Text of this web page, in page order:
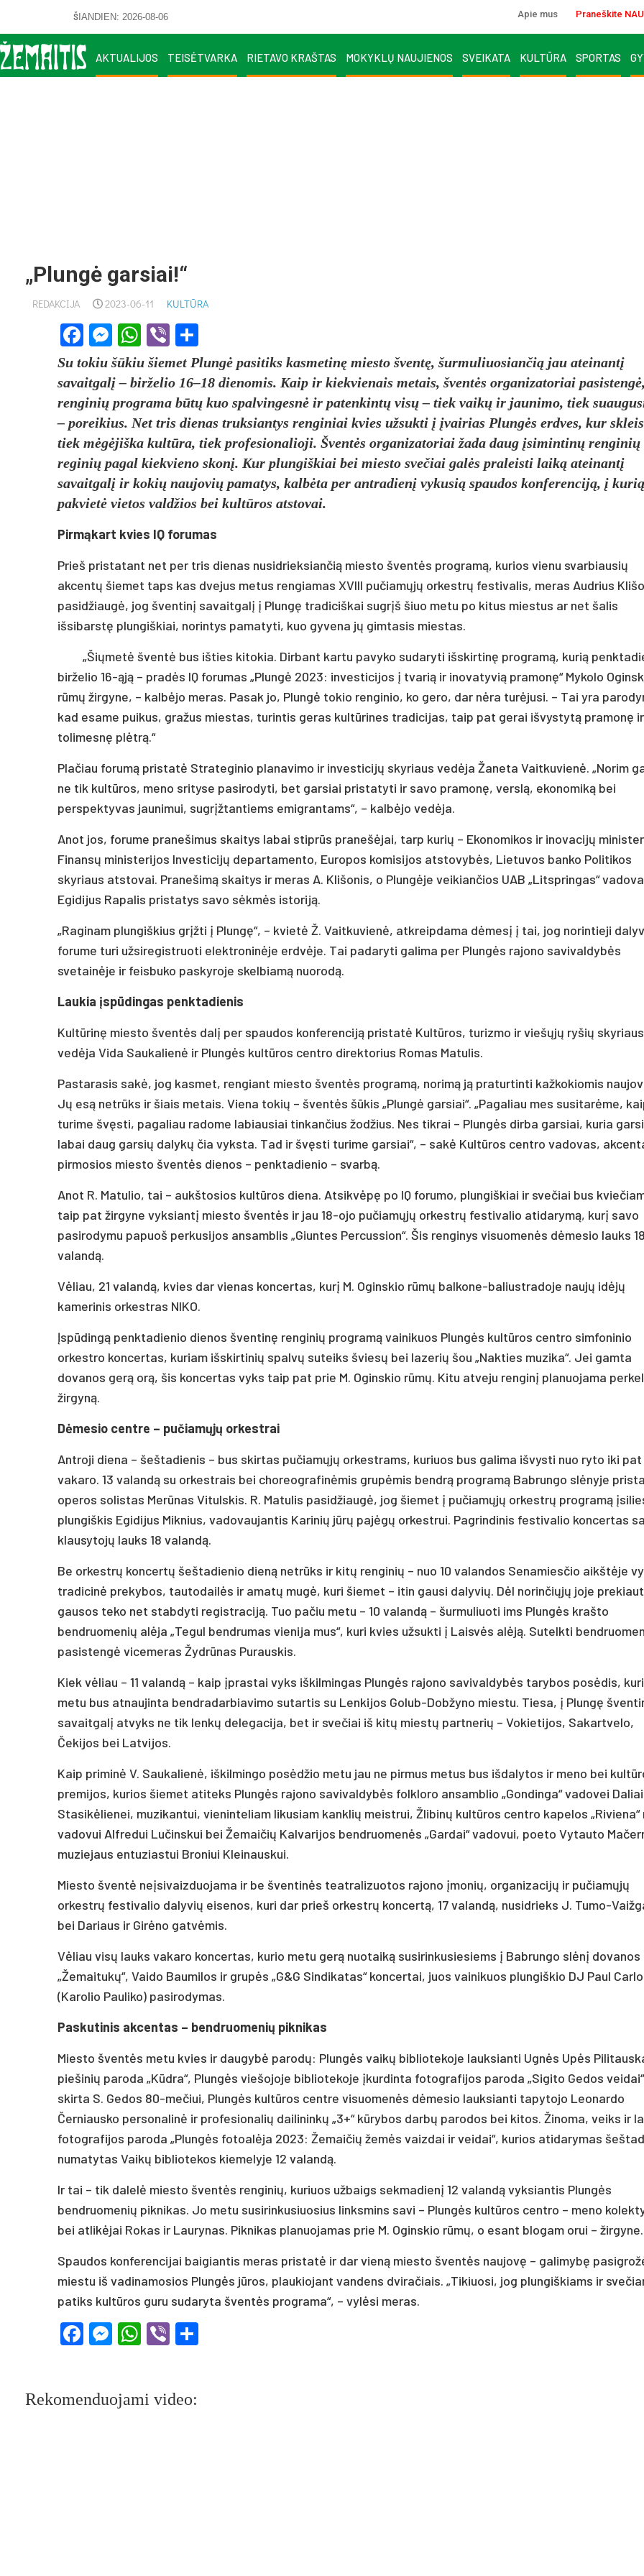
ŠIANDIEN: 2026-08-06 Apie mus Praneškite
AKTUALIJOS TEISĖTVARKA RIETAVO KRAŠTAS MOKYKLŲ NAUJIENOS SVEIKATA KULTŪRA SPORTAS
„Plungė garsiai!“
REDAKCIJA 2023-06-11 KULTŪRA
Facebook
Messenger
WhatsApp
Viber
Su tokiu šūkiu šiemet Plungė pasitiks kasmetinę miesto šventę, šurmuliuosiančią jau ateinantį
savaitgalį – birželio 16–18 dienomis. Kaip ir kiekvienais metais, šventės organizatoriai
renginių programa būtų kuo spalvingesnė ir patenkintų visų – tiek vaikų ir jaunimo, tiek
– poreikius. Net tris dienas truksiantys renginiai kvies užsukti į įvairias Plungės erdves, kur
tiek mėgėjiška kultūra, tiek profesionalioji. Šventės organizatoriai žada daug įsimintinų
reginių pagal kiekvieno skonį. Kur plungiškiai bei miesto svečiai galės praleisti laiką ateinantį
savaitgalį ir kokių naujovių pamatys, kalbėta per antradienį vykusią spaudos konferenciją, į kurią
pakvietė vietos valdžios bei kultūros atstovai.
Pirmąkart kvies IQ forumas
Prieš pristatant net per tris dienas nusidrieksiančią miesto šventės programą, kurios vienu svarbiausių
akcentų šiemet taps kas dvejus metus rengiamas XVIII pučiamųjų orkestrų festivalis, meras Audrius
pasidžiaugė, jog šventinį savaitgalį į Plungę tradiciškai sugrįš šiuo metu po kitus miestus ar net šalis
išsibarstę plungiškiai, norintys pamatyti, kuo gyvena jų gimtasis miestas.
„Šiųmetė šventė bus išties kitokia. Dirbant kartu pavyko sudaryti išskirtinę programą, kurią
birželio 16-ąją – pradės IQ forumas „Plungė 2023: investicijos į tvarią ir inovatyvią pramonę“ Mykolo
rūmų žirgyne, – kalbėjo meras. Pasak jo, Plungė tokio renginio, ko gero, dar nėra turėjusi. – Tai yra
kad esame puikus, gražus miestas, turintis geras kultūrines tradicijas, taip pat gerai išvystytą pramonę
tolimesnę plėtrą.“
Plačiau forumą pristatė Strateginio planavimo ir investicijų skyriaus vedėja Žaneta Vaitkuvienė. „Norim
ne tik kultūros, meno srityse pasirodyti, bet garsiai pristatyti ir savo pramonę, verslą, ekonomiką bei
perspektyvas jaunimui, sugrįžtantiems emigrantams“, – kalbėjo vedėja.
Anot jos, forume pranešimus skaitys labai stiprūs pranešėjai, tarp kurių – Ekonomikos ir inovacijų
Finansų ministerijos Investicijų departamento, Europos komisijos atstovybės, Lietuvos banko Politikos
skyriaus atstovai. Pranešimą skaitys ir meras A. Klišonis, o Plungėje veikiančios UAB „Litspringas“
Egidijus Rapalis pristatys savo sėkmės istoriją.
„Raginam plungiškius grįžti į Plungę“, – kvietė Ž. Vaitkuvienė, atkreipdama dėmesį į tai, jog norintieji
forume turi užsiregistruoti elektroninėje erdvėje. Tai padaryti galima per Plungės rajono savivaldybės
svetainėje ir feisbuko paskyroje skelbiamą nuorodą.
Laukia įspūdingas penktadienis
Kultūrinę miesto šventės dalį per spaudos konferenciją pristatė Kultūros, turizmo ir viešųjų ryšių skyriaus
vedėja Vida Saukalienė ir Plungės kultūros centro direktorius Romas Matulis.
Pastarasis sakė, jog kasmet, rengiant miesto šventės programą, norimą ją praturtinti kažkokiomis
Jų esą netrūks ir šiais metais. Viena tokių – šventės šūkis „Plungė garsiai“. „Pagaliau mes susitarėme,
turime švęsti, pagaliau radome labiausiai tinkančius žodžius. Nes tikrai – Plungės dirba garsiai, kuria
labai daug garsių dalykų čia vyksta. Tad ir švęsti turime garsiai“, – sakė Kultūros centro vadovas,
pirmosios miesto šventės dienos – penktadienio – svarbą.
Anot R. Matulio, tai – aukštosios kultūros diena. Atsikvėpę po IQ forumo, plungiškiai ir svečiai bus
taip pat žirgyne vyksiantį miesto šventės ir jau 18-ojo pučiamųjų orkestrų festivalio atidarymą, kurį savo
pasirodymu papuoš perkusijos ansamblis „Giuntes Percussion“. Šis renginys visuomenės dėmesio lauks 18
valandą.
Vėliau, 21 valandą, kvies dar vienas koncertas, kurį M. Oginskio rūmų balkone-baliustradoje naujų idėjų
kamerinis orkestras NIKO.
Įspūdingą penktadienio dienos šventinę renginių programą vainikuos Plungės kultūros centro simfoninio
orkestro koncertas, kuriam išskirtinių spalvų suteiks šviesų bei lazerių šou „Nakties muzika“. Jei gamta
dovanos gerą orą, šis koncertas vyks taip pat prie M. Oginskio rūmų. Kitu atveju renginį planuojama
žirgyną.
Dėmesio centre – pučiamųjų orkestrai
Antroji diena – šeštadienis – bus skirtas pučiamųjų orkestrams, kuriuos bus galima išvysti nuo ryto iki pat
vakaro. 13 valandą su orkestrais bei choreografinėmis grupėmis bendrą programą Babrungo slėnyje
operos solistas Merūnas Vitulskis. R. Matulis pasidžiaugė, jog šiemet į pučiamųjų orkestrų programą
plungiškis Egidijus Miknius, vadovaujantis Karinių jūrų pajėgų orkestrui. Pagrindinis festivalio koncertas
klausytojų lauks 18 valandą.
Be orkestrų koncertų šeštadienio dieną netrūks ir kitų renginių – nuo 10 valandos Senamiesčio aikštėje
tradicinė prekybos, tautodailės ir amatų mugė, kuri šiemet – itin gausi dalyvių. Dėl norinčiųjų joje
gausos teko net stabdyti registraciją. Tuo pačiu metu – 10 valandą – šurmuliuoti ims Plungės krašto
bendruomenių alėja „Tegul bendrumas vienija mus“, kuri kvies užsukti į Laisvės alėją. Sutelkti
pasistengė vicemeras Žydrūnas Purauskis.
Kiek vėliau – 11 valandą – kaip įprastai vyks iškilmingas Plungės rajono savivaldybės tarybos posėdis,
metu bus atnaujinta bendradarbiavimo sutartis su Lenkijos Golub-Dobžyno miestu. Tiesa, į Plungę
savaitgalį atvyks ne tik lenkų delegacija, bet ir svečiai iš kitų miestų partnerių – Vokietijos, Sakartvelo,
Čekijos bei Latvijos.
Kaip priminė V. Saukalienė, iškilmingo posėdžio metu jau ne pirmus metus bus išdalytos ir meno bei
premijos, kurios šiemet atiteks Plungės rajono savivaldybės folkloro ansamblio „Gondinga“ vadovei Daliai
Stasikėlienei, muzikantui, vieninteliam likusiam kanklių meistrui, Žlibinų kultūros centro kapelos „Riviena“
vadovui Alfredui Lučinskui bei Žemaičių Kalvarijos bendruomenės „Gardai“ vadovui, poeto Vytauto
muziejaus entuziastui Broniui Kleinauskui.
Miesto šventė neįsivaizduojama ir be šventinės teatralizuotos rajono įmonių, organizacijų ir pučiamųjų
orkestrų festivalio dalyvių eisenos, kuri dar prieš orkestrų koncertą, 17 valandą, nusidrieks J. Tumo-
bei Dariaus ir Girėno gatvėmis.
Vėliau visų lauks vakaro koncertas, kurio metu gerą nuotaiką susirinkusiesiems į Babrungo slėnį dovanos
„Žemaitukų“, Vaido Baumilos ir grupės „G&G Sindikatas“ koncertai, juos vainikuos plungiškio DJ Paul
(Karolio Pauliko) pasirodymas.
Paskutinis akcentas – bendruomenių piknikas
Miesto šventės metu kvies ir daugybė parodų: Plungės vaikų bibliotekoje lauksianti Ugnės Upės
piešinių paroda „Kūdra“, Plungės viešojoje bibliotekoje įkurdinta fotografijos paroda „Sigito Gedos
skirta S. Gedos 80-mečiui, Plungės kultūros centre visuomenės dėmesio lauksianti tapytojo Leonardo
Černiausko personalinė ir profesionalių dailininkų „3+“ kūrybos darbų parodos bei kitos. Žinoma, veiks ir
fotografijos paroda „Plungės fotoalėja 2023: Žemaičių žemės vaizdai ir veidai“, kurios atidarymas
numatytas Vaikų bibliotekos kiemelyje 12 valandą.
Ir tai – tik dalelė miesto šventės renginių, kuriuos užbaigs sekmadienį 12 valandą vyksiantis Plungės
bendruomenių piknikas. Jo metu susirinkusiuosius linksmins savi – Plungės kultūros centro – meno
bei atlikėjai Rokas ir Laurynas. Piknikas planuojamas prie M. Oginskio rūmų, o esant blogam orui – žirgyne.
Spaudos konferencijai baigiantis meras pristatė ir dar vieną miesto šventės naujovę – galimybę
miestu iš vadinamosios Plungės jūros, plaukiojant vandens dviračiais. „Tikiuosi, jog plungiškiams ir
patiks kultūros guru sudaryta šventės programa“, – vylėsi meras.
Facebook
Messenger
WhatsApp
Viber
Rekomenduojami video: